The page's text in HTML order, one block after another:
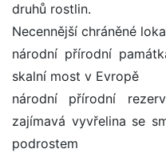
druhů rostlin.
Necennější chráněné
národní přírodní
skalní most v Evropě
národní přírodní
zajímavá vyvřelina se
podrostem